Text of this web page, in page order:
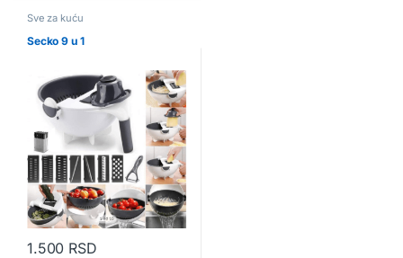
Sve za kuću
Secko 9 u 1
1.500 RSD